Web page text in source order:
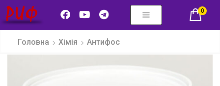
0
Головна Хімія Антифос